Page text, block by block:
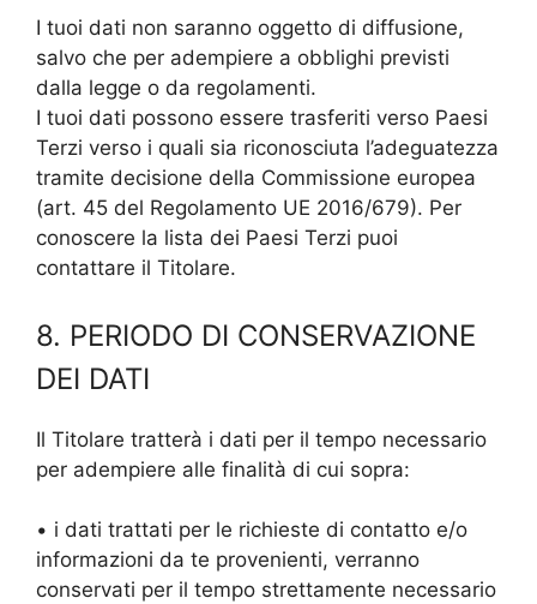
I tuoi dati non saranno oggetto di diffusione,
salvo che per adempiere a obblighi previsti
dalla legge o da regolamenti.
I tuoi dati possono essere trasferiti verso Paesi
Terzi verso i quali sia riconosciuta l’adeguatezza
tramite decisione della Commissione europea
(art. 45 del Regolamento UE 2016/679). Per
conoscere la lista dei Paesi Terzi puoi
contattare il Titolare.
8. PERIODO DI CONSERVAZIONE
DEI DATI
Il Titolare tratterà i dati per il tempo necessario
per adempiere alle finalità di cui sopra:
• i dati trattati per le richieste di contatto e/o
informazioni da te provenienti, verranno
conservati per il tempo strettamente necessario